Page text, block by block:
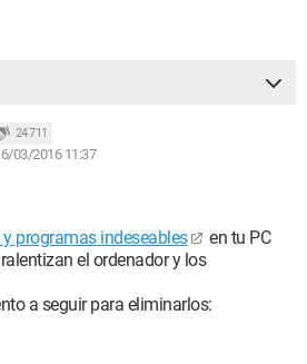
24 711
03/2016 11:37
programas indeseables
en tu PC
el ordenador y los
a seguir para eliminarlos: